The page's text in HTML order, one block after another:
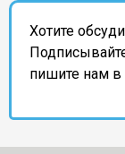
Хотите
пишите нам в